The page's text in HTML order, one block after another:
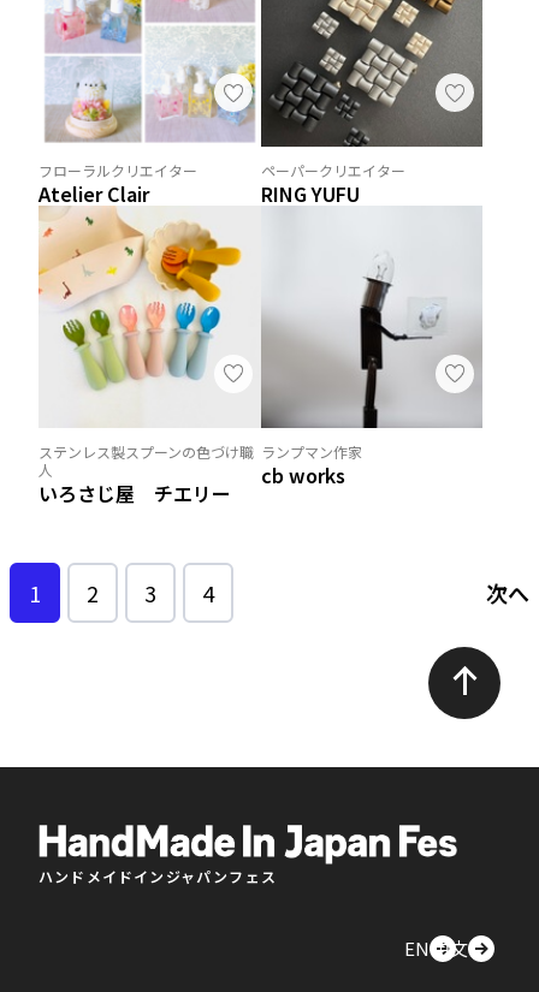
フローラルクリエイター
Atelier Clair
ペーパークリエイター
RING YUFU
ステンレス製スプーンの色づけ職
人
いろさじ屋 チエリー
ランプマン作家
cb works
1 2 3 4 次へ
ハンドメイドインジャパンフェス
EN中文